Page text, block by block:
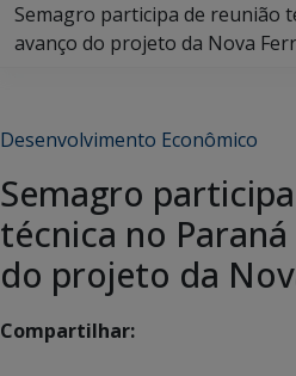
Semagro participa de reunião
avanço do projeto da Nova
Desenvolvimento Econômico
Semagro
técnica no
do projeto da
Compartilhar: